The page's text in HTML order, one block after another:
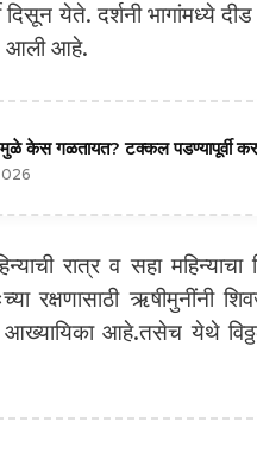
दिसून येते. दर्शनी भागांमध्ये
आली आहे.
केस गळतायत? टक्कल पडण्यापूर्वी
रात्र व सहा
रक्षणासाठी ऋषीमुनींनी
आहे.तसेच येथे